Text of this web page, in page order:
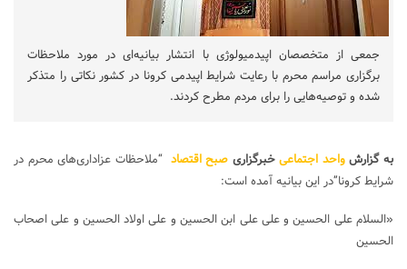
جمعی از متخصصان اپیدمیولوژی با انتشار بیانیه‌ای در مورد ملاحظات
برگزاری مراسم محرم با رعایت شرایط اپیدمی کرونا در کشور نکاتی را متذکر
شده و توصیه‌هایی را برای مردم مطرح کردند.
به گزارشواحد اجتماعی خبرگزاری صبح اقتصاد “ملاحظات عزاداری‌های محرم در
شرایط کرونا”در این بیانیه آمده است:
«السلام علی الحسین و علی علی ابن الحسین و علی اولاد الحسین و علی اصحاب
الحسین